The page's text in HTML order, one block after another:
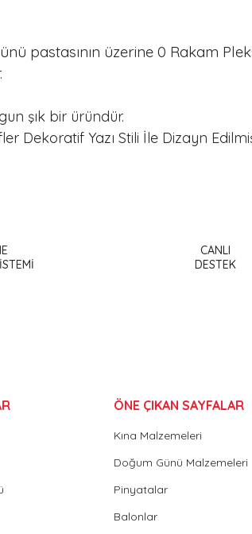
pastasının üzerine 0 Rakam
şık bir üründür.
Dekoratif Yazı Stili İle Dizayn
CANLI
DESTEK
ÖNE ÇIKAN SAYFALAR
Kına Malzemeleri
Doğum Günü Malzemeleri
Pinyatalar
Balonlar